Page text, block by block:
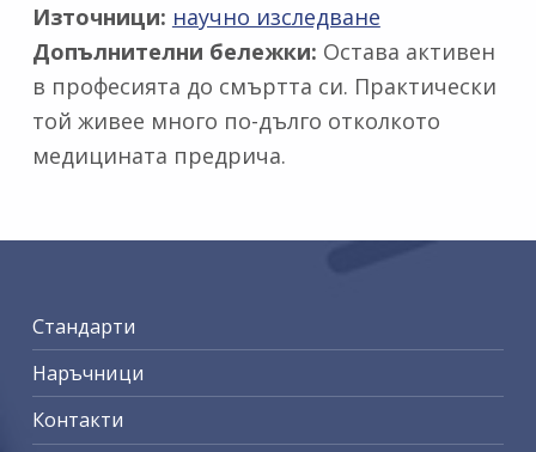
Източници: научно изследване
Допълнителни бележки: Остава активен
в професията до смъртта си. Практически
той живее много по-дълго отколкото
медицината предрича.
Skip back to main navigation
Стандарти
Наръчници
Контакти